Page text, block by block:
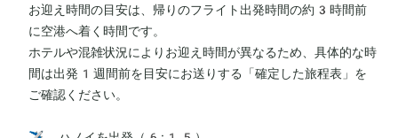
お迎え時間の目安は、帰りのフライト出発時間の約3時間前
に空港へ着く時間です。
ホテルや混雑状況によりお迎え時間が異なるため、具体的な時
間は出発1週間前を目安にお送りする「確定した旅程表」を
ご確認ください。